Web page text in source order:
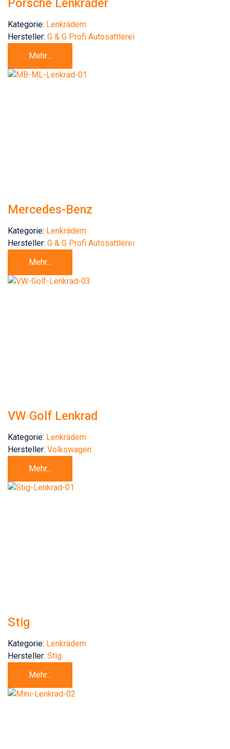
Porsche Lenkräder
Kategorie: Lenkrädern
Hersteller: G & G Profi Autosattlerei
Mehr...
Mercedes-Benz
Kategorie: Lenkrädern
Hersteller: G & G Profi Autosattlerei
Mehr...
VW Golf Lenkrad
Kategorie: Lenkrädern
Hersteller: Volkswagen
Mehr...
Stig
Kategorie: Lenkrädern
Hersteller: Stig
Mehr...